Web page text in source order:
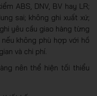
ABS, DNV, BV hay LR;
sai; không ghi xuất xứ;
yêu cầu giao hàng từng
không phù hợp với hồ
và chi phí.
nên thể hiện tối thiểu